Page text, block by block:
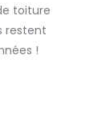
toiture
restent
!